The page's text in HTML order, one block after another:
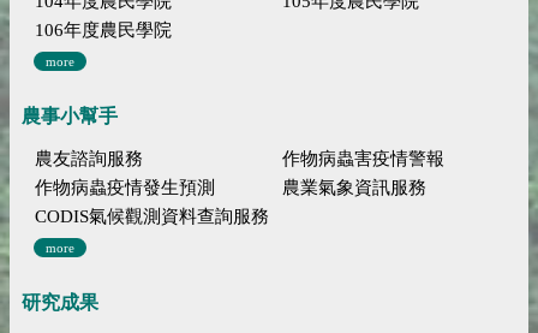
106年度農民學院
more
農事小幫手
農友諮詢服務
作物病蟲害疫情警報
作物病蟲疫情發生預測
農業氣象資訊服務
CODIS氣候觀測資料查詢服務
more
研究成果